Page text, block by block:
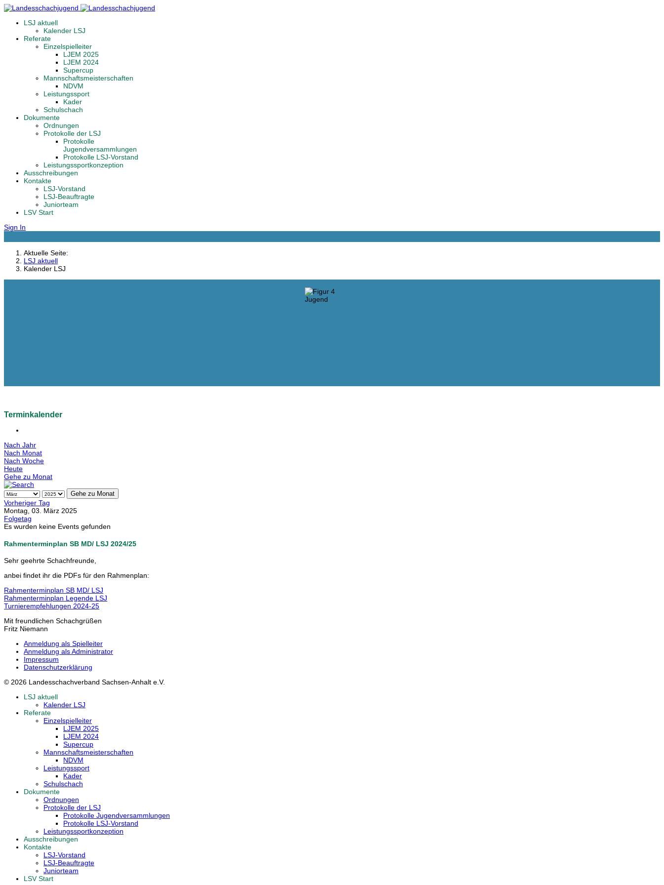
LSJ aktuell
Kalender LSJ
Referate
Einzelspielleiter
LJEM 2025
LJEM 2024
Supercup
Mannschaftsmeisterschaften
NDVM
Leistungssport
Kader
Schulschach
Dokumente
Ordnungen
Protokolle der LSJ
Protokolle
Jugendversammlungen
Protokolle LSJ-Vorstand
Leistungssportkonzeption
Ausschreibungen
Kontakte
LSJ-Vorstand
LSJ-Beauftragte
Juniorteam
LSV Start
Sign In
Aktuelle Seite:
LSJ aktuell
Kalender LSJ
Terminkalender
Nach Jahr
Nach Monat
Nach Woche
Heute
Gehe zu Monat
Gehe zu Monat
Vorheriger Tag
Montag, 03. März 2025
Folgetag
Es wurden keine Events gefunden
Rahmenterminplan SB MD/ LSJ 2024/25
Sehr geehrte Schachfreunde,
anbei findet ihr die PDFs für den Rahmenplan:
Rahmenterminplan SB MD/ LSJ
Rahmenterminplan Legende LSJ
Turnierempfehlungen 2024-25
Mit freundlichen Schachgrüßen
Fritz Niemann
Anmeldung als Spielleiter
Anmeldung als Administrator
Impressum
Datenschutzerklärung
© 2026 Landesschachverband Sachsen-Anhalt e.V.
LSJ aktuell
Kalender LSJ
Referate
Einzelspielleiter
LJEM 2025
LJEM 2024
Supercup
Mannschaftsmeisterschaften
NDVM
Leistungssport
Kader
Schulschach
Dokumente
Ordnungen
Protokolle der LSJ
Protokolle Jugendversammlungen
Protokolle LSJ-Vorstand
Leistungssportkonzeption
Ausschreibungen
Kontakte
LSJ-Vorstand
LSJ-Beauftragte
Juniorteam
LSV Start